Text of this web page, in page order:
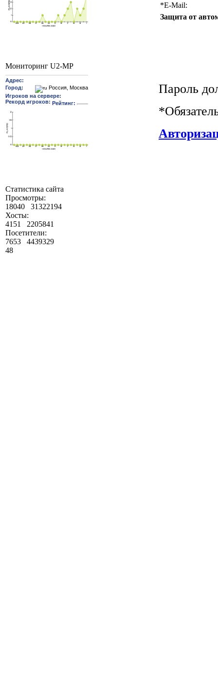
Мониторинг U2-MP
Статистика сайта
Просмотры:
18040
31322194
Хосты:
4151
2205841
Посетители:
7653
4439329
48
*E-Mail:
Защита от
Пароль
*